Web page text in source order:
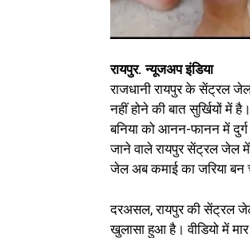
रायपुर. न्यूजअप इंडिया
राजधानी रायपुर के सेंट्रल
नहीं होने की बात सुर्खियों में
बनिया को आनन-फानन में
जाने वाले रायपुर सेंट्रल जेल
जेल अब कमाई का जरिया बन
दरअसल, रायपुर की सेंट्रल
खुलासा हुआ है। वीडियो में